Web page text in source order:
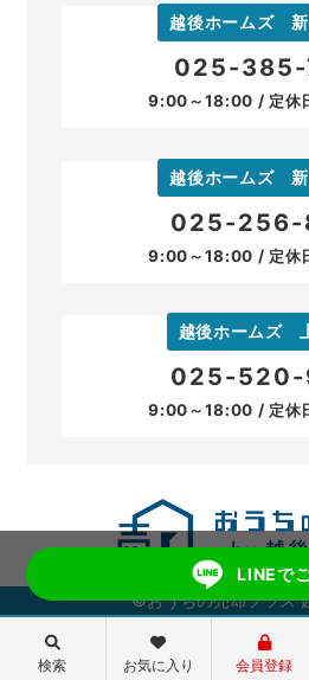
越後ホームズ 新
025-385-
9:00～18:00 / 定休
越後ホームズ 新
025-256-
9:00～18:00 / 定休
越後ホームズ
025-520-
9:00～18:00 / 定休
©おうちの売却プラス
LINEで
検索 お気に入り 会員登録